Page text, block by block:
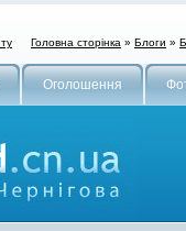
Головна сторінка » Блоги »
Оголошення